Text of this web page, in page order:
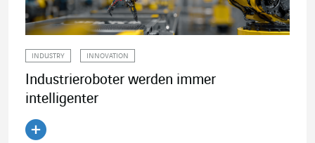
INDUSTRY INNOVATION
Industrieroboter werden immer
intelligenter